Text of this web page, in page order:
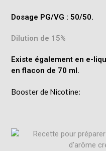
Dosage PG/VG : 50/50.
Dilution de 15%
Existe également en e-
en flacon de 70 ml.
Boosterde Nicotine: